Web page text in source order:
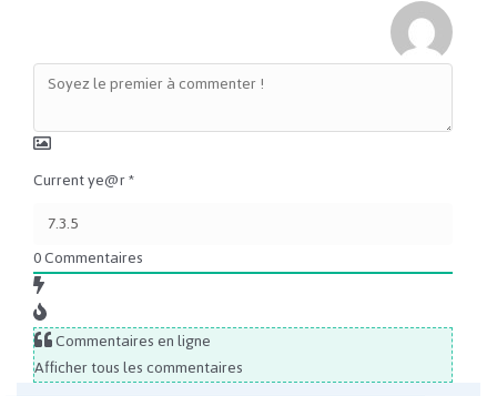
Current ye@r*
0Commentaires
Commentaires en ligne
Afficher tous les commentaires